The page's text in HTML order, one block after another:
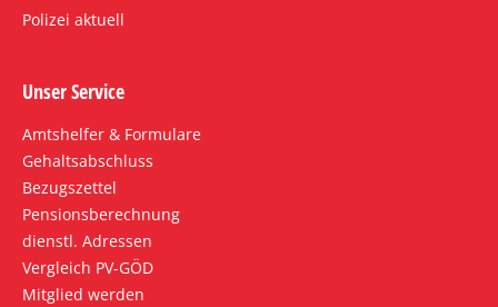
Polizei aktuell
Unser Service
Amtshelfer & Formulare
Gehaltsabschluss
Bezugszettel
Pensionsberechnung
dienstl. Adressen
Vergleich PV-GÖD
Mitglied werden